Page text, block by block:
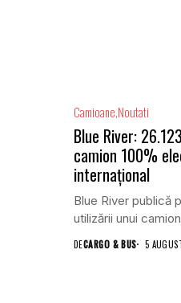
Camioane Noutati
Blue River:
camion 100%
internațional
Blue River publică
utilizării unui
DECARGO & BUS 5